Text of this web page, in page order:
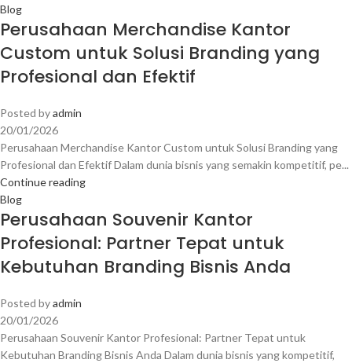
Blog
Perusahaan Merchandise Kantor
Custom untuk Solusi Branding yang
Profesional dan Efektif
Posted byadmin
20/01/2026
Perusahaan Merchandise Kantor Custom untuk Solusi Branding yang
Profesional dan Efektif Dalam dunia bisnis yang semakin kompetitif, pe...
Continue reading
Blog
Perusahaan Souvenir Kantor
Profesional: Partner Tepat untuk
Kebutuhan Branding Bisnis Anda
Posted byadmin
20/01/2026
Perusahaan Souvenir Kantor Profesional: Partner Tepat untuk
Kebutuhan Branding Bisnis Anda Dalam dunia bisnis yang kompetitif,